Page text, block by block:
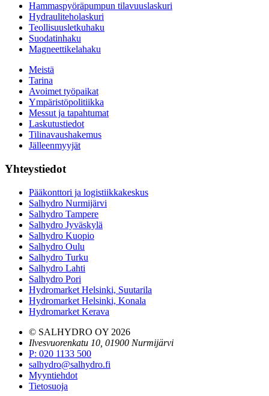
Hammaspyöräpumpun tilavuuslaskuri
Hydrauliteholaskuri
Teollisuusletkuhaku
Suodatinhaku
Magneettikelahaku
Meistä
Tarina
Avoimet työpaikat
Ympäristöpolitiikka
Messut ja tapahtumat
Laskutustiedot
Tilinavaushakemus
Jälleenmyyjät
Yhteystiedot
Pääkonttori ja logistiikkakeskus
Salhydro Nurmijärvi
Salhydro Tampere
Salhydro Jyväskylä
Salhydro Kuopio
Salhydro Oulu
Salhydro Turku
Salhydro Lahti
Salhydro Pori
Hydromarket Helsinki, Suutarila
Hydromarket Helsinki, Konala
Hydromarket Kerava
© SALHYDRO OY 2026
Ilvesvuorenkatu 10, 01900 Nurmijärvi
P: 020 1133 500
salhydro@salhydro.fi
Myyntiehdot
Tietosuoja